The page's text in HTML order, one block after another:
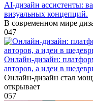
AI-дизайн ассистенты:
визуальных концепций.
В современном мире
047
Онлайн-дизайн:
авторов, а идеи в
Онлайн-дизайн стал
открывает
057